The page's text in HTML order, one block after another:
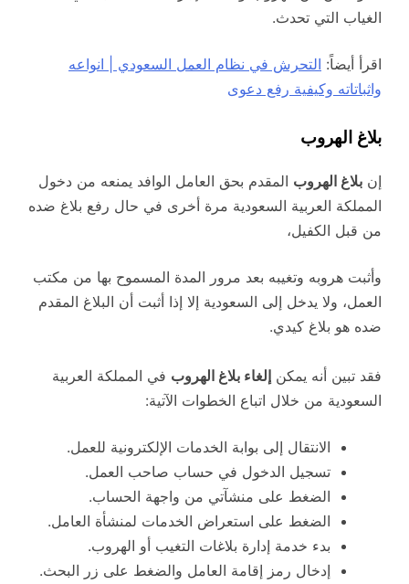
الغياب التي تحدث.
اقرأ أيضاً: التحرش في نظام العمل السعودي | انواعه
واثباتاته وكيفية رفع دعوى
بلاغ الهروب
إن بلاغ الهروب المقدم بحق العامل الوافد يمنعه من دخول
المملكة العربية السعودية مرة أخرى في حال رفع بلاغ ضده
من قبل الكفيل،
وأثبت هروبه وتغيبه بعد مرور المدة المسموح بها من مكتب
العمل، ولا يدخل إلى السعودية إلا إذا أثبت أن البلاغ المقدم
ضده هو بلاغ كيدي.
فقد تبين أنه يمكن إلغاء بلاغ الهروب في المملكة العربية
السعودية من خلال اتباع الخطوات الآتية:
الانتقال إلى بوابة الخدمات الإلكترونية للعمل.
تسجيل الدخول في حساب صاحب العمل.
الضغط على منشآتي من واجهة الحساب.
الضغط على استعراض الخدمات لمنشأة العامل.
بدء خدمة إدارة بلاغات التغيب أو الهروب.
إدخال رمز إقامة العامل والضغط على زر البحث.